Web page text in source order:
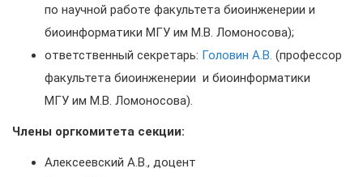
по научной работе факультета биоинженерии и
биоинформатики МГУ им М.В. Ломоносова);
ответственный секретарь: Головин А.В. (профессор
факультета биоинженерии и биоинформатики
МГУ им М.В. Ломоносова).
Члены оргкомитета секции:
Алексеевский А.В., доцент